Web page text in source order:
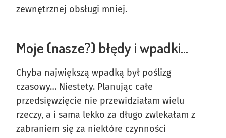
zewnętrznej obsługi mniej.
Moje (nasze?) błędy i wpadki…
Chyba największą wpadką był poślizg
czasowy… Niestety. Planując całe
przedsięwzięcie nie przewidziałam wielu
rzeczy, a i sama lekko za długo zwlekałam z
zabraniem się za niektóre czynności